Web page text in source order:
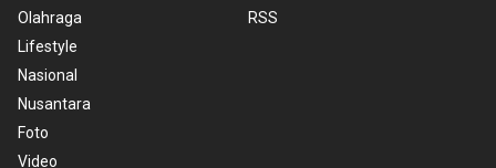
Olahraga
Lifestyle
Nasional
Nusantara
Foto
Video
RSS